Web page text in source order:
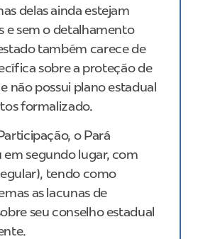
delas ainda estejam
e sem o detalhamento
também carece de
sobre a proteção de
não possui plano estadual
formalizado.
o Pará
segundo lugar, com
tendo como
as lacunas de
seu conselho estadual